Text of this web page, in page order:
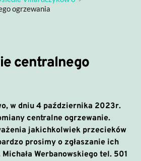
ogrzewania
centralnego
w dniu 4 października 2023r.
centralne ogrzewanie.
jakichkolwiek przecieków
prosimy o zgłaszanie ich
Werbanowskiego tel. 501